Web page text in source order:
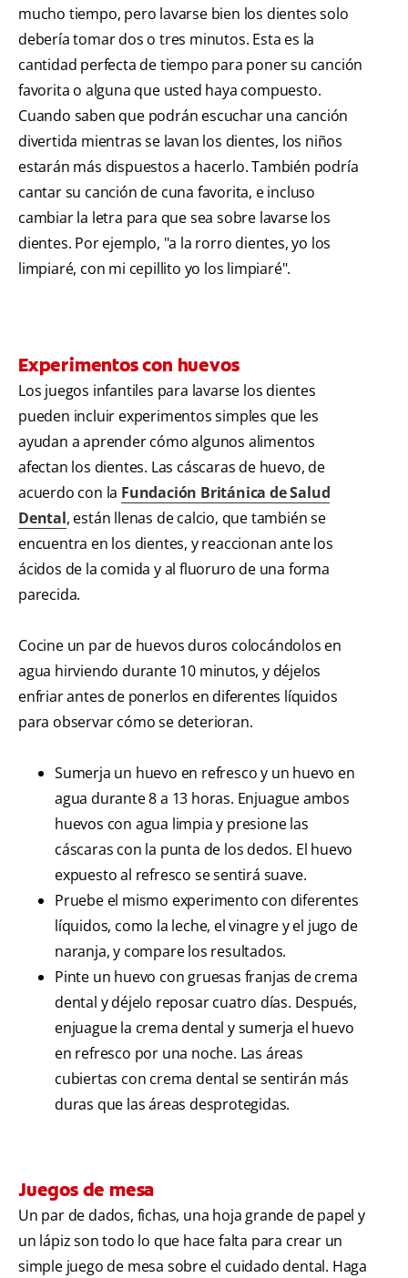
mucho tiempo, pero lavarse bien los dientes solo
debería tomar dos o tres minutos. Esta es la
cantidad perfecta de tiempo para poner su canción
favorita o alguna que usted haya compuesto.
Cuando saben que podrán escuchar una canción
divertida mientras se lavan los dientes, los niños
estarán más dispuestos a hacerlo. También podría
cantar su canción de cuna favorita, e incluso
cambiar la letra para que sea sobre lavarse los
dientes. Por ejemplo, "a la rorro dientes, yo los
limpiaré, con mi cepillito yo los limpiaré".
Experimentos con huevos
Los juegos infantiles para lavarse los dientes
pueden incluir experimentos simples que les
ayudan a aprender cómo algunos alimentos
afectan los dientes. Las cáscaras de huevo, de
acuerdo con la Fundación Británica de Salud
Dental, están llenas de calcio, que también se
encuentra en los dientes, y reaccionan ante los
ácidos de la comida y al fluoruro de una forma
parecida.
Cocine un par de huevos duros colocándolos en
agua hirviendo durante 10 minutos, y déjelos
enfriar antes de ponerlos en diferentes líquidos
para observar cómo se deterioran.
Sumerja un huevo en refresco y un huevo en
agua durante 8 a 13 horas. Enjuague ambos
huevos con agua limpia y presione las
cáscaras con la punta de los dedos. El huevo
expuesto al refresco se sentirá suave.
Pruebe el mismo experimento con diferentes
líquidos, como la leche, el vinagre y el jugo de
naranja, y compare los resultados.
Pinte un huevo con gruesas franjas de crema
dental y déjelo reposar cuatro días. Después,
enjuague la crema dental y sumerja el huevo
en refresco por una noche. Las áreas
cubiertas con crema dental se sentirán más
duras que las áreas desprotegidas.
Juegos de mesa
Un par de dados, fichas, una hoja grande de papel y
un lápiz son todo lo que hace falta para crear un
simple juego de mesa sobre el cuidado dental. Haga